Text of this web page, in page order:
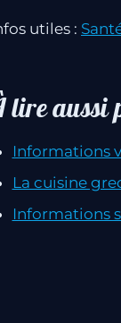
utiles :
lire aussi
Informations
La cuisine
Informations